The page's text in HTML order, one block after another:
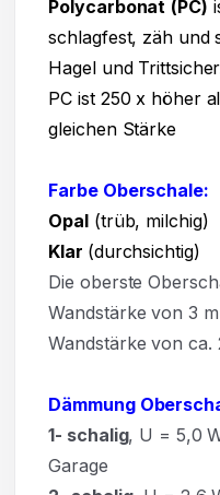
Polycarbonat (PC)
schlagfest, zäh und
Hagel und
PC ist 250 x höher
gleichen Stärke
Farbe Oberschale:
Opal (trüb, milchig)
Klar (durchsichtig)
Die oberste
Wandstärke von 3
Wandstärke von ca.
Dämmung
1- schalig, U = 5,0
Garage